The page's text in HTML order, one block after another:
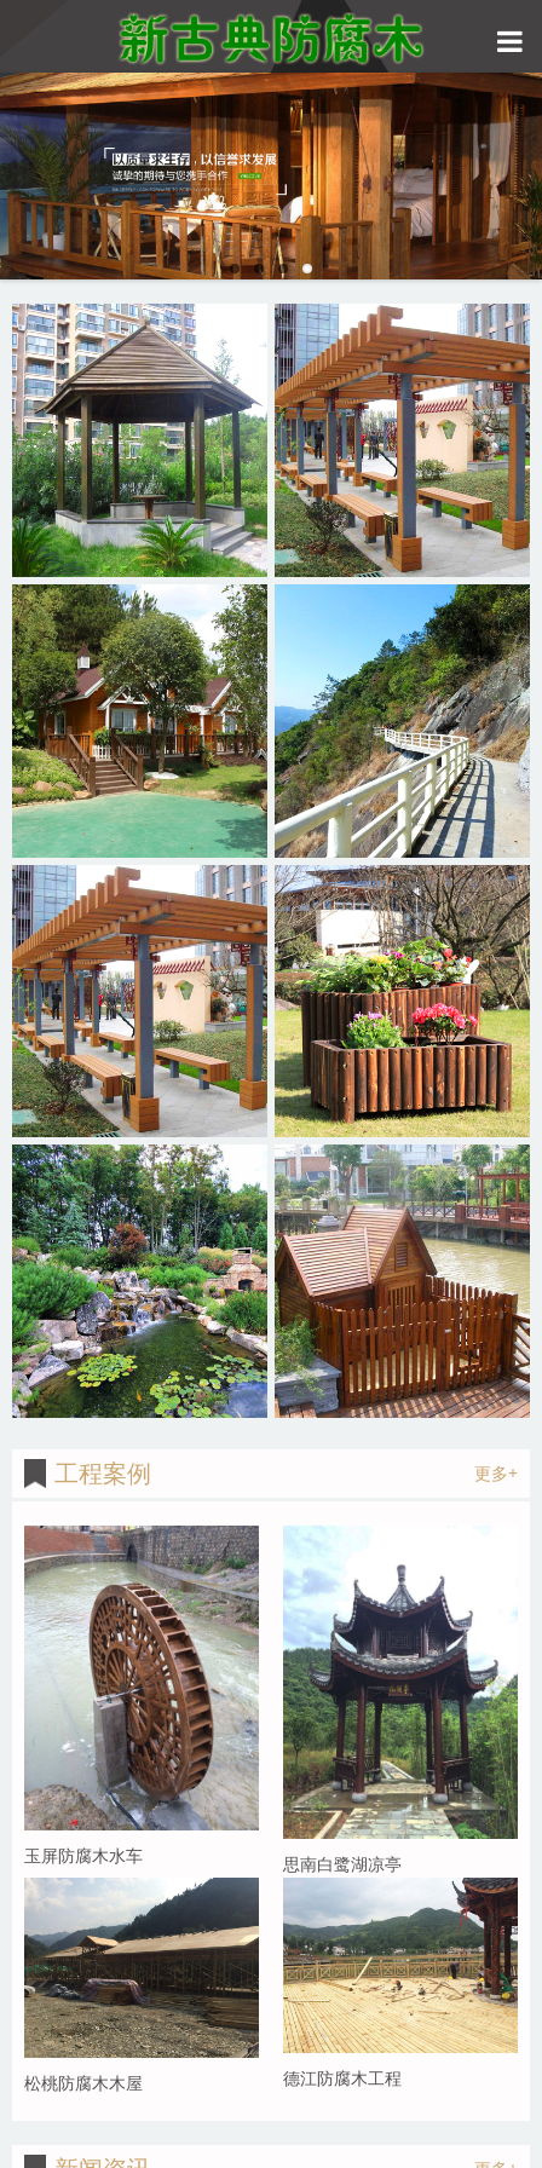
工程案例 更多+
玉屏防腐木水车 思南白鹭湖凉亭
松桃防腐木木屋 德江防腐木工程